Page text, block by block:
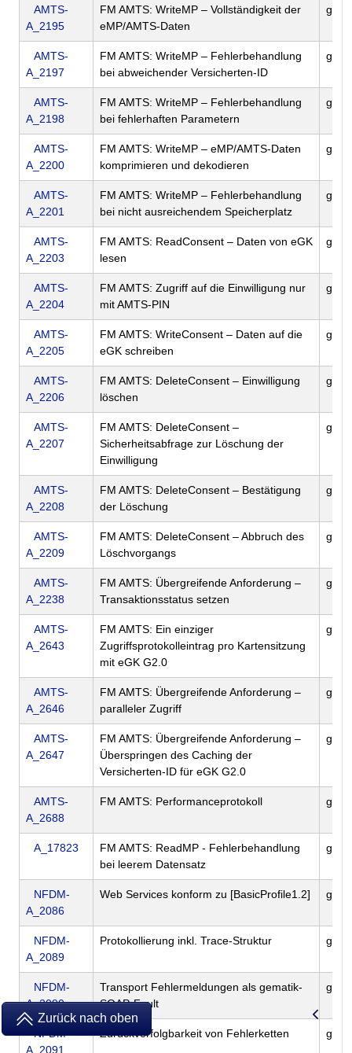
Zurück nach oben
AMTS-
A_2195
FM AMTS: WriteMP – Vollständigkeit der
eMP/AMTS-Daten
AMTS-
A_2197
FM AMTS: WriteMP – Fehlerbehandlung
bei abweichender Versicherten-ID
AMTS-
A_2198
FM AMTS: WriteMP – Fehlerbehandlung
bei fehlerhaften Parametern
AMTS-
A_2200
FM AMTS: WriteMP – eMP/AMTS-Daten
komprimieren und dekodieren
AMTS-
A_2201
FM AMTS: WriteMP – Fehlerbehandlung
bei nicht ausreichendem Speicherplatz
AMTS-
A_2203
FM AMTS: ReadConsent – Daten von eGK
lesen
AMTS-
A_2204
FM AMTS: Zugriff auf die Einwilligung nur
mit AMTS-PIN
AMTS-
A_2205
FM AMTS: WriteConsent – Daten auf die
eGK schreiben
AMTS-
A_2206
FM AMTS: DeleteConsent – Einwilligung
löschen
AMTS-
A_2207
FM AMTS: DeleteConsent –
Sicherheitsabfrage zur Löschung der
Einwilligung
AMTS-
A_2208
FM AMTS: DeleteConsent – Bestätigung
der Löschung
AMTS-
A_2209
FM AMTS: DeleteConsent – Abbruch des
Löschvorgangs
AMTS-
A_2238
FM AMTS: Übergreifende Anforderung –
Transaktionsstatus setzen
AMTS-
A_2643
FM AMTS: Ein einziger
Zugriffsprotokolleintrag pro Kartensitzung
mit eGK G2.0
AMTS-
A_2646
FM AMTS: Übergreifende Anforderung –
paralleler Zugriff
AMTS-
A_2647
FM AMTS: Übergreifende Anforderung –
Überspringen des Caching der
Versicherten-ID für eGK G2.0
AMTS-
A_2688
FM AMTS: Performanceprotokoll
A_17823
FM AMTS: ReadMP - Fehlerbehandlung
bei leerem Datensatz
NFDM-
A_2086
Web Services konform zu [BasicProfile1.2]
NFDM-
A_2089
Protokollierung inkl. Trace-Struktur
NFDM-
A_2090
Transport Fehlermeldungen als gematik-
SOAP-Fault
NFDM-
A_2091
Zurückverfolgbarkeit von Fehlerketten